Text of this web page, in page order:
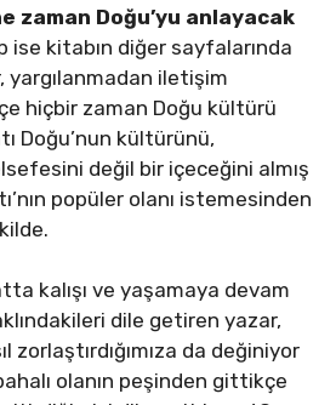
zaman Doğu’yu anlayacak
ise kitabın diğer sayfalarında
yargılanmadan iletişim
hiçbir zaman Doğu kültürü
Doğu’nun kültürünü,
değil bir içeceğini almış
popüler olanı istemesinden
kalışı ve yaşamaya devam
dile getiren yazar,
zorlaştırdığımıza da değiniyor
olanın peşinden gittikçe